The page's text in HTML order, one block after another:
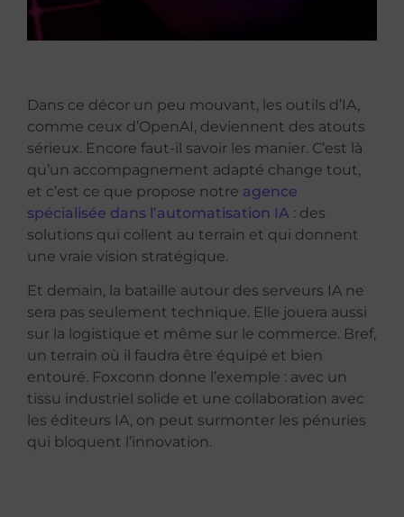
Dans ce décor un peu mouvant, les outils d’IA,
comme ceux d’OpenAI, deviennent des atouts
sérieux. Encore faut-il savoir les manier. C’est là
qu’un accompagnement adapté change tout,
et c’est ce que propose notre agence
spécialisée dans l’automatisation IA : des
solutions qui collent au terrain et qui donnent
une vraie vision stratégique.
Et demain, la bataille autour des serveurs IA ne
sera pas seulement technique. Elle jouera aussi
sur la logistique et même sur le commerce. Bref,
un terrain où il faudra être équipé et bien
entouré. Foxconn donne l’exemple : avec un
tissu industriel solide et une collaboration avec
les éditeurs IA, on peut surmonter les pénuries
qui bloquent l’innovation.